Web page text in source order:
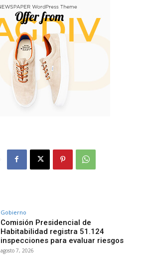
Gobierno
Comisión Presidencial de
Habitabilidad registra 51.124
inspecciones para evaluar riesgos
agosto 7, 2026